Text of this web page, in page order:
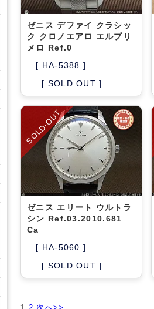
ゼニス デファイ クラシッ
ク クロノエアロ エルプリ
メロ Ref.0
[ HA-5388 ]
[ SOLD OUT ]
SOLD-OUT
ゼニス エリート ウルトラ
シン Ref.03.2010.681
Ca
[ HA-5060 ]
[ SOLD OUT ]